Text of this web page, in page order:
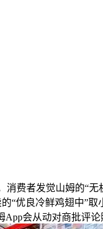
消费者发觉山姆的“
“优良冷鲜鸡翅中”
会从动对商批评